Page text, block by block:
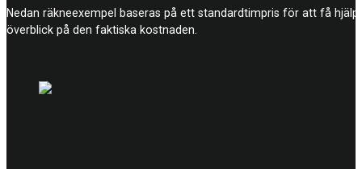
Nedan räkneexempel baseras på ett standardtimpris för att få
överblick på den faktiska kostnaden.